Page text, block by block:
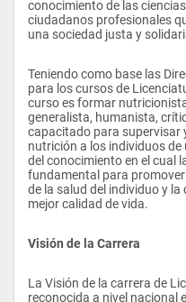
conocimiento de las
ciudadanos profesionales
una sociedad justa y
Teniendo como base las
para los cursos de
curso es formar
generalista, humanista,
capacitado para supervisar
nutrición a los individuos
del conocimiento en el cual
fundamental para
de la salud del individuo y
mejor calidad de vida.
Visión de la Carrera
La Visión de la carrera de
reconocida a nivel nacional